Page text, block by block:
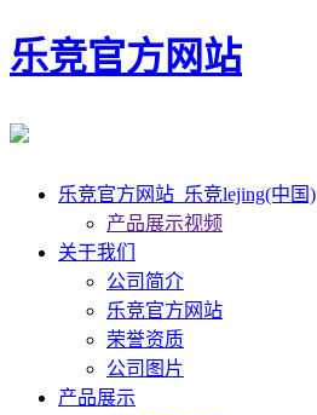
乐竞官方网站
乐竞官方网站_乐竞lejing(中国)
产品展示视频
关于我们
公司简介
乐竞官方网站
荣誉资质
公司图片
产品展示